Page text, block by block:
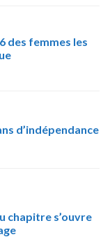
des femmes les
d’indépendance
chapitre s’ouvre